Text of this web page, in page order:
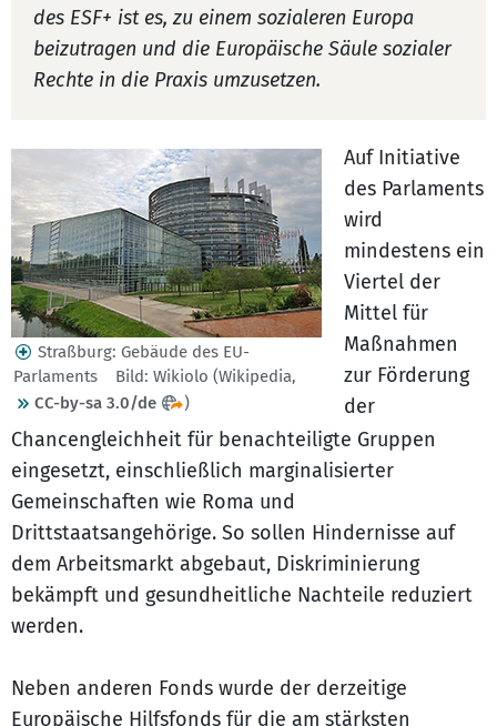
des ESF+ ist es, zu einem sozialeren Europa
beizutragen und die Europäische Säule sozialer
Rechte in die Praxis umzusetzen.
Straßburg: Gebäude des EU-
Parlaments Bild: Wikiolo (Wikipedia,
CC-by-sa 3.0/de
)
Auf Initiative
des Parlaments
wird
mindestens ein
Viertel der
Mittel für
Maßnahmen
zur Förderung
der
Chancengleichheit für benachteiligte Gruppen
eingesetzt, einschließlich marginalisierter
Gemeinschaften wie Roma und
Drittstaatsangehörige. So sollen Hindernisse auf
dem Arbeitsmarkt abgebaut, Diskriminierung
bekämpft und gesundheitliche Nachteile reduziert
werden.
Neben anderen Fonds wurde der derzeitige
Europäische Hilfsfonds für die am stärksten